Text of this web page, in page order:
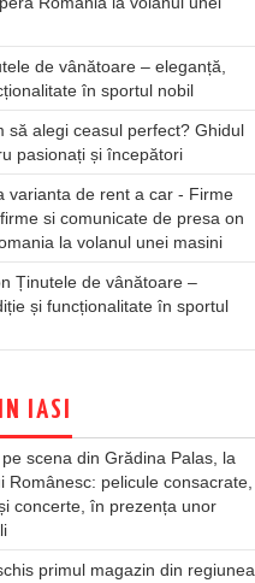
de vânătoare – eleganță,
în sportul nobil
să alegi ceasul perfect? Ghidul
pasionați și începători
varianta de rent a car - Firme
si comunicate de presa on
la volanul unei masini
Ținutele de vânătoare –
și funcționalitate în sportul
IASI
scena din Grădina Palas, la
Românesc: pelicule consacrate,
concerte, în prezența unor
primul magazin din regiunea